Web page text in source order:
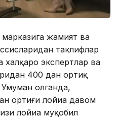
жамият ва
таклифлар
экспертлар ва
400 дан ортиқ
олганда,
ортиғи лойиҳа давом
лойиҳа муқобил